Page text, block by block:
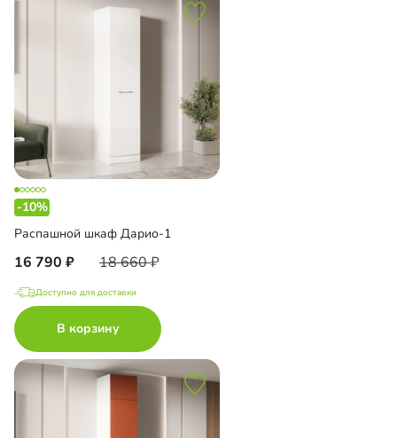
-10%
Распашной шкаф Дарио-1
16 790 18 660
Доступно для доставки
В корзину